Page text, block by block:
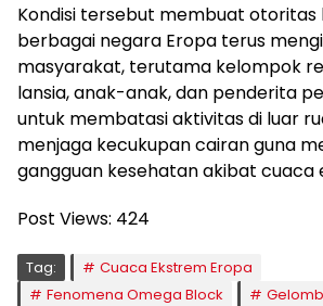
Kondisi tersebut membuat otoritas
berbagai negara Eropa terus
masyarakat, terutama kelompok
lansia, anak-anak, dan penderita
untuk membatasi aktivitas di luar
menjaga kecukupan cairan guna
gangguan kesehatan akibat cuaca
Post Views: 424
Tag:
Cuaca Ekstrem Eropa
Fenomena Omega Block